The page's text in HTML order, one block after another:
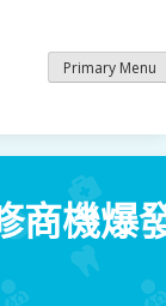
Primary Menu
商機爆